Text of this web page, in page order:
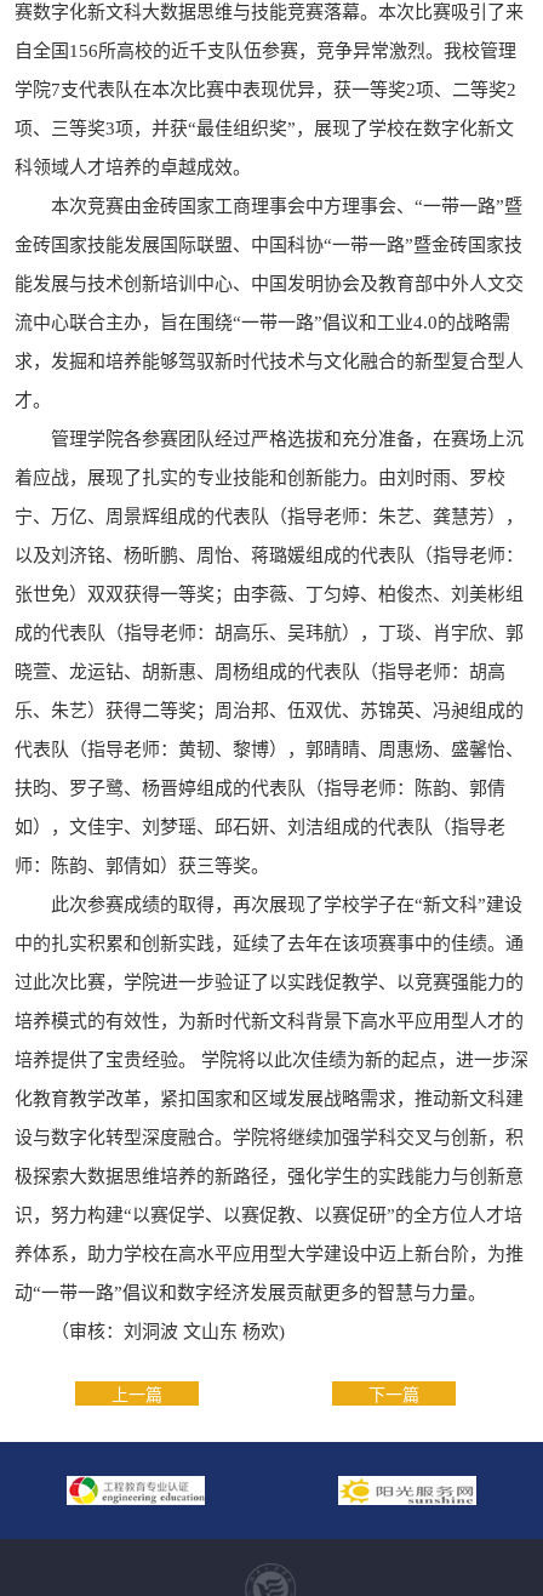
赛数字化新文科大数据思维与技能竞赛落幕。本次比赛吸引了来
自全国156所高校的近千支队伍参赛，竞争异常激烈。我校管理
学院7支代表队在本次比赛中表现优异，获一等奖2项、二等奖2
项、三等奖3项，并获“最佳组织奖”，展现了学校在数字化新文
科领域人才培养的卓越成效。
本次竞赛由金砖国家工商理事会中方理事会、“一带一路”暨
金砖国家技能发展国际联盟、中国科协“一带一路”暨金砖国家技
能发展与技术创新培训中心、中国发明协会及教育部中外人文交
流中心联合主办，旨在围绕“一带一路”倡议和工业4.0的战略需
求，发掘和培养能够驾驭新时代技术与文化融合的新型复合型人
才。
管理学院各参赛团队经过严格选拔和充分准备，在赛场上沉
着应战，展现了扎实的专业技能和创新能力。由刘时雨、罗校
宁、万亿、周景辉组成的代表队（指导老师：朱艺、龚慧芳），
以及刘济铭、杨昕鹏、周怡、蒋璐媛组成的代表队（指导老师：
张世免）双双获得一等奖；由李薇、丁匀婷、柏俊杰、刘美彬组
成的代表队（指导老师：胡高乐、吴玮航），丁琰、肖宇欣、郭
晓萱、龙运钻、胡新惠、周杨组成的代表队（指导老师：胡高
乐、朱艺）获得二等奖；周治邦、伍双优、苏锦英、冯昶组成的
代表队（指导老师：黄韧、黎博），郭晴晴、周惠炀、盛馨怡、
扶昀、罗子鹭、杨晋婷组成的代表队（指导老师：陈韵、郭倩
如），文佳宇、刘梦瑶、邱石妍、刘洁组成的代表队（指导老
师：陈韵、郭倩如）获三等奖。
此次参赛成绩的取得，再次展现了学校学子在“新文科”建设
中的扎实积累和创新实践，延续了去年在该项赛事中的佳绩。通
过此次比赛，学院进一步验证了以实践促教学、以竞赛强能力的
培养模式的有效性，为新时代新文科背景下高水平应用型人才的
培养提供了宝贵经验。 学院将以此次佳绩为新的起点，进一步深
化教育教学改革，紧扣国家和区域发展战略需求，推动新文科建
设与数字化转型深度融合。学院将继续加强学科交叉与创新，积
极探索大数据思维培养的新路径，强化学生的实践能力与创新意
识，努力构建“以赛促学、以赛促教、以赛促研”的全方位人才培
养体系，助力学校在高水平应用型大学建设中迈上新台阶，为推
动“一带一路”倡议和数字经济发展贡献更多的智慧与力量。
（审核：刘洞波 文山东 杨欢)
上一篇 下一篇